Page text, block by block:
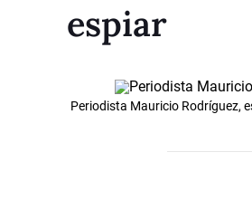
espiar
Periodista Mauricio Rodríguez,